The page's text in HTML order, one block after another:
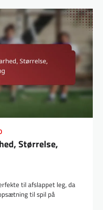
Størrelse,
til afslappet leg, da
til spil på